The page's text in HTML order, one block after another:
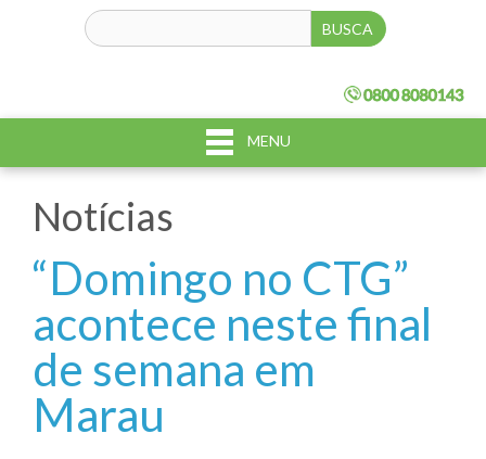
MENU
Notícias
“Domingo no CTG”
acontece neste final
de semana em
Marau